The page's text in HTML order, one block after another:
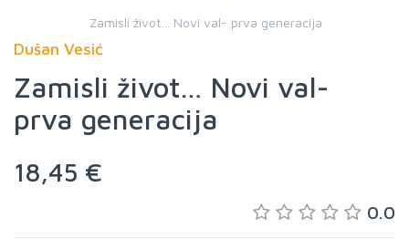
Zamisli život… Novi val- prva generacija
Dušan Vesić
Zamisli život… Novi val-
prva generacija
18,45 €
0.0